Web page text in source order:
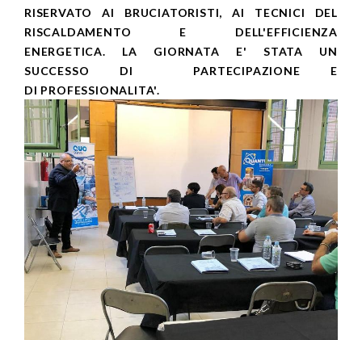
RISERVATO AI BRUCIATORISTI, AI TECNICI DEL
RISCALDAMENTO E DELL'EFFICIENZA
ENERGETICA. LA GIORNATA E' STATA UN
SUCCESSO DI PARTECIPAZIONE E
DI PROFESSIONALITA'.